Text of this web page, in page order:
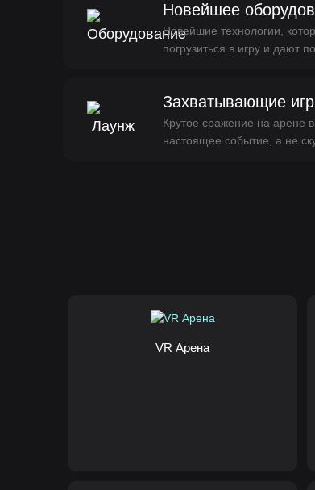
Новейшее
Новейшие технологии,
погрузиться в игру и дают
Захватывающие
Крутое сражение на арене
настоящее событие, а не
VR Арена